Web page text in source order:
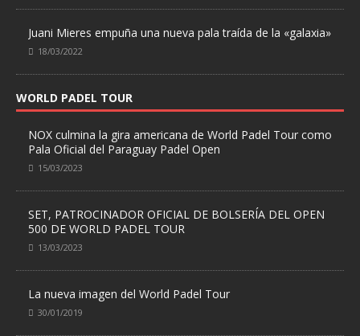
Juani Mieres empuña una nueva pala traída de la «galaxia»
18/03/2022
WORLD PADEL TOUR
NOX culmina la gira americana de World Padel Tour como
Pala Oficial del Paraguay Padel Open
15/03/2023
SET, PATROCINADOR OFICIAL DE BOLSERÍA DEL OPEN
500 DE WORLD PADEL TOUR
13/03/2023
La nueva imagen del World Padel Tour
30/01/2019